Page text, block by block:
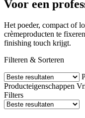
Voor een
Het poeder, compact of
crèmeproducten te
finishing touch krijgt.
Filteren & Sorteren
Producteigenschappen
Filters